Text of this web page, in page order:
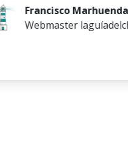
Francisco Marhuenda Sala
Webmaster